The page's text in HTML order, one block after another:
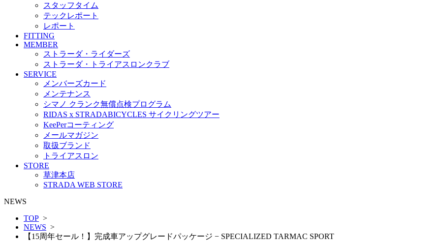
スタッフタイム
テックレポート
レポート
FITTING
MEMBER
ストラーダ・ライダーズ
ストラーダ・トライアスロンクラブ
SERVICE
メンバーズカード
メンテナンス
シマノ クランク無償点検プログラム
RIDAS x STRADABICYCLES サイクリングツアー
KeePerコーティング
メールマガジン
取扱ブランド
トライアスロン
STORE
草津本店
STRADA WEB STORE
NEWS
TOP >
NEWS >
【15周年セール！】完成車アップグレードパッケージ − SPECIALIZED TARMAC SPORT